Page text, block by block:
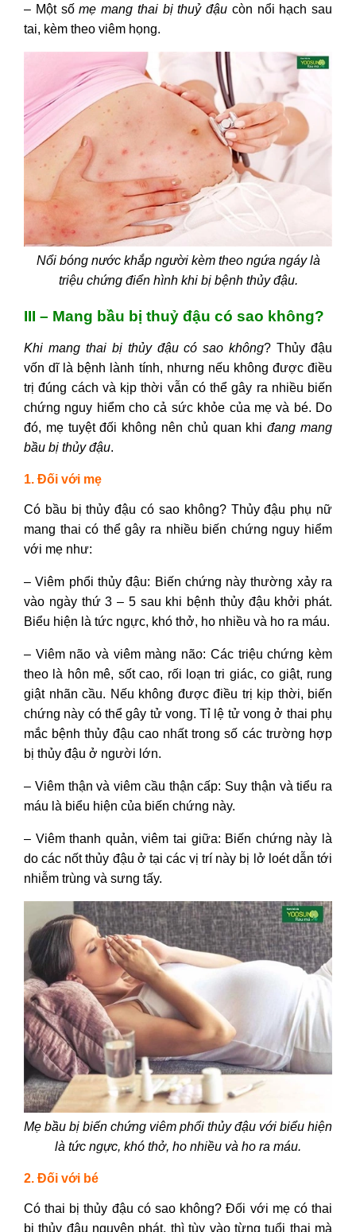
– Một sốmẹ mang thai bị thuỷ đậu còn nổi hạch sau
tai, kèm theo viêm họng.
Nổi bóng nước khắp người kèm theo ngứa ngáy là
triệu chứng điển hình khi bị bệnh thủy đậu.
III – Mang bầu bị thuỷ đậu có sao không?
Khi mang thai bị thủy đậu có sao không? Thủy đậu
vốn dĩ là bệnh lành tính, nhưng nếu không được điều
trị đúng cách và kịp thời vẫn có thể gây ra nhiều biến
chứng nguy hiểm cho cả sức khỏe của mẹ và bé. Do
đó, mẹ tuyệt đối không nên chủ quan khiđang mang
bầu bị thủy đậu.
1. Đối với mẹ
Có bầu bị thủy đậu có sao không? Thủy đậu phụ nữ
mang thai có thể gây ra nhiều biến chứng nguy hiểm
với mẹ như:
– Viêm phổi thủy đậu: Biến chứng này thường xảy ra
vào ngày thứ 3 – 5 sau khi bệnh thủy đậu khởi phát.
Biểu hiện là tức ngực, khó thở, ho nhiều và ho ra máu.
– Viêm não và viêm màng não: Các triệu chứng kèm
theo là hôn mê, sốt cao, rối loạn tri giác, co giật, rung
giật nhãn cầu. Nếu không được điều trị kịp thời, biến
chứng này có thể gây tử vong. Tỉ lệ tử vong ở thai phụ
mắc bệnh thủy đậu cao nhất trong số các trường hợp
bị thủy đậu ở người lớn.
– Viêm thận và viêm cầu thận cấp: Suy thận và tiểu ra
máu là biểu hiện của biến chứng này.
– Viêm thanh quản, viêm tai giữa: Biến chứng này là
do các nốt thủy đậu ở tại các vị trí này bị lở loét dẫn tới
nhiễm trùng và sưng tấy.
Mẹ bầu bị biến chứng viêm phổi thủy đậu với biểu hiện
là tức ngực, khó thở, ho nhiều và ho ra máu.
2. Đối với bé
Có thai bị thủy đậu có sao không?Đối với mẹ có thai
bị thủy đậu nguyên phát, thì tùy vào từng tuổi thai mà